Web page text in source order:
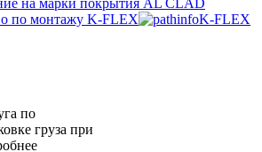
по монтажу K-FLEX
K-FLEX
по
груза при